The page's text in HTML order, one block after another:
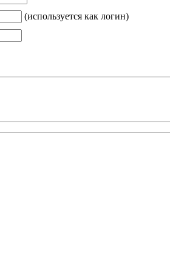
(используется как логин)